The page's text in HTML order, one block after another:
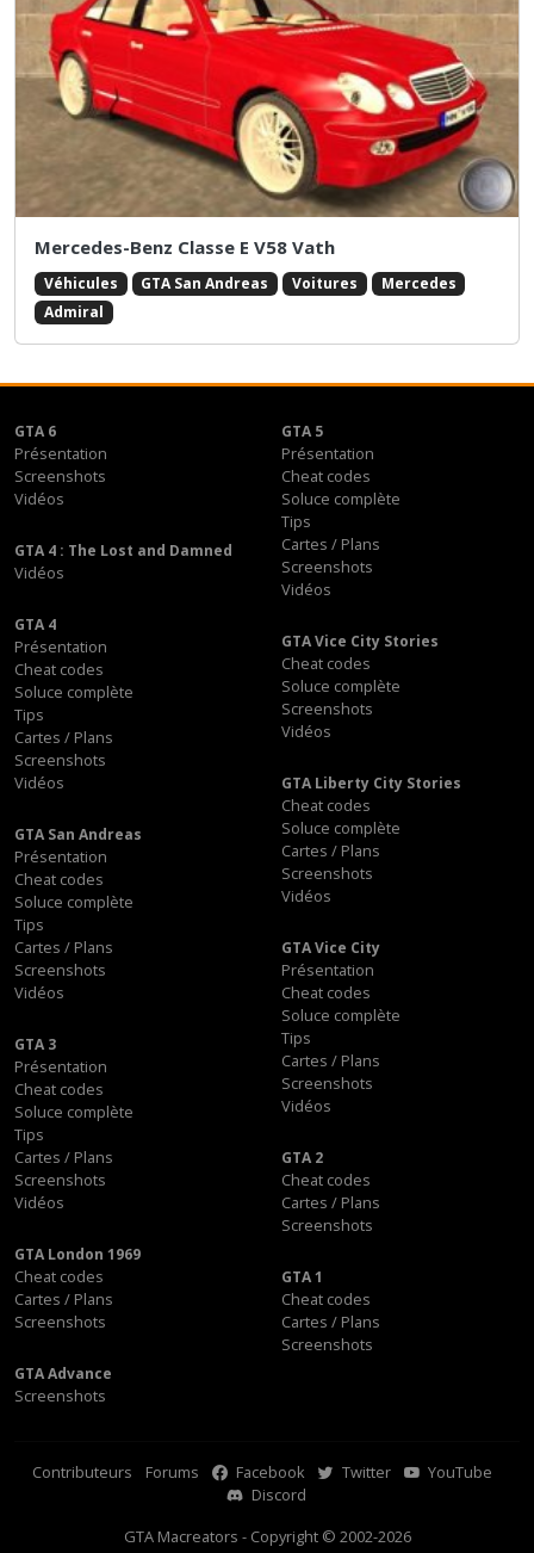
Mercedes-Benz Classe E V58 Vath
Véhicules GTA San Andreas Voitures
Mercedes
Admiral
GTA 6
Présentation
Screenshots
Vidéos
GTA 5
Présentation
Cheat codes
Soluce complète
Tips
Cartes / Plans
Screenshots
Vidéos
GTA 4 : The Lost and Damned
Vidéos
GTA 4
Présentation
Cheat codes
Soluce complète
Tips
Cartes / Plans
Screenshots
Vidéos
GTA Vice City Stories
Cheat codes
Soluce complète
Screenshots
Vidéos
GTA Liberty City Stories
Cheat codes
Soluce complète
Cartes / Plans
Screenshots
Vidéos
GTA San Andreas
Présentation
Cheat codes
Soluce complète
Tips
Cartes / Plans
Screenshots
Vidéos
GTA Vice City
Présentation
Cheat codes
Soluce complète
Tips
Cartes / Plans
Screenshots
Vidéos
GTA 3
Présentation
Cheat codes
Soluce complète
Tips
Cartes / Plans
Screenshots
Vidéos
GTA 2
Cheat codes
Cartes / Plans
Screenshots
GTA London 1969
Cheat codes
Cartes / Plans
Screenshots
GTA 1
Cheat codes
Cartes / Plans
Screenshots
GTA Advance
Screenshots
Contributeurs Forums Facebook Twitter
YouTube
Discord
GTA Macreators - Copyright © 2002-2026